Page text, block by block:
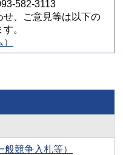
582-3113
せ、ご意見等は以下の
。
競争入札等）